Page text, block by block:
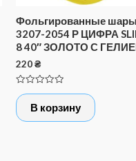
Фольгированные
3207-2054 Р ЦИФРА
8 40″ ЗОЛОТО С
220₴
Оценка
0
5
В корзину